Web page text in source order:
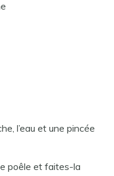
l’eau et une pincée
poêle et faites-la